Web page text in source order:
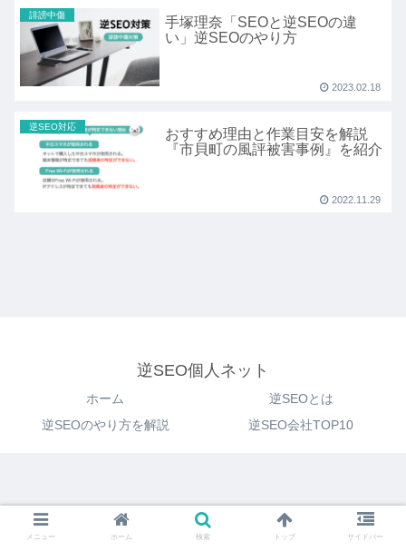
誹謗中傷
手塚理奈「SEOと逆SEOの違
い」逆SEOのやり方
2023.02.18
逆SEO対応
おすすめ理由と作業目安を解説
『市貝町の風評被害事例』を紹介
2022.11.29
逆SEO個人ネット
ホーム
逆SEOとは
逆SEOのやり方を解説
逆SEO会社TOP10
メニュー ホーム 検索 トップ サイドバー